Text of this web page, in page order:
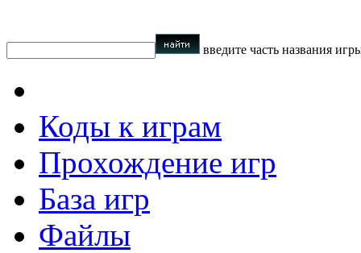
введите часть названия
Коды к играм
Прохождение игр
База игр
Файлы